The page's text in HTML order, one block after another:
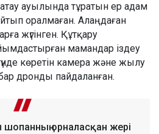
ауылында тұратын ер адам
оралмаған. Алаңдаған
жүгінген. Құтқару
мамандар іздеу
көретін камера және жылу
дронды пайдаланған.
шопанның орналасқан жері